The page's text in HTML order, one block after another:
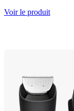
Voir le produit